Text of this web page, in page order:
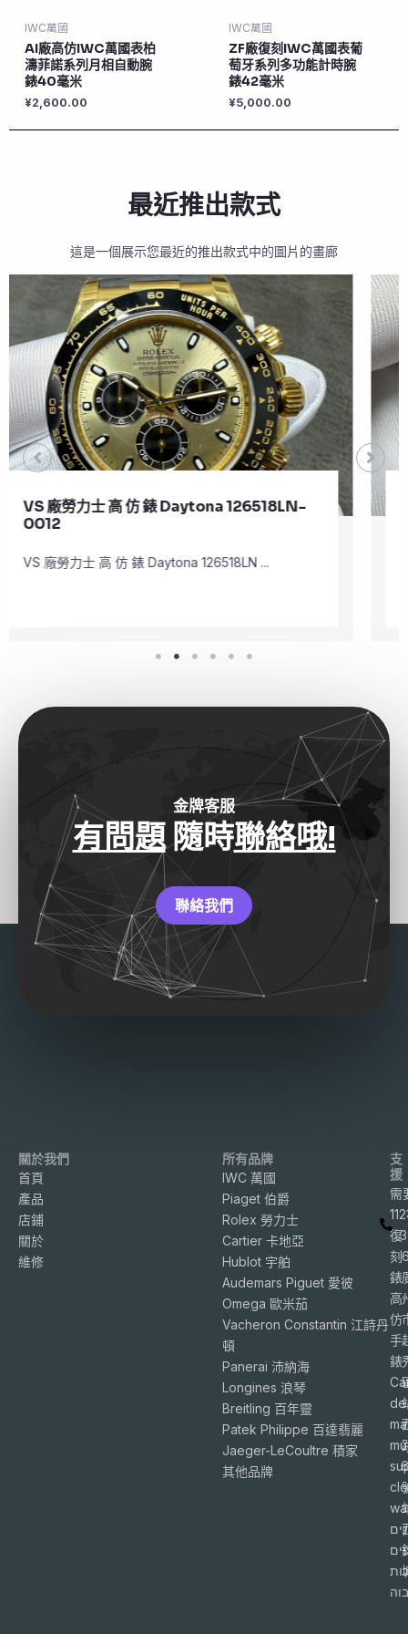
IWC萬國
AI廠高仿IWC萬國表柏
濤菲諾系列月相自動腕
錶40毫米
¥2,600.00
IWC萬國
ZF廠復刻IWC萬國表葡
萄牙系列多功能計時腕
錶42毫米
¥5,000.00
最近推出款式
這是一個展示您最近的推出款式中的圖片的畫廊
VS 廠勞力士 頂級 復刻 錶 Submariner
Date 126610LV
VS 廠勞力士 頂級 復刻 錶 Submariner Dat ...
金牌客服
有問題隨時聯絡哦!
聯絡我們
關於我們
首頁
產品
店鋪
關於
維修
所有品牌
IWC 萬國
Piaget 伯爵
Rolex 勞力士
Cartier 卡地亞
Hublot 宇舶
Audemars Piguet 愛彼
Omega 歐米茄
Vacheron Constantin 江詩丹
頓
Panerai 沛納海
Longines 浪琴
Breitling 百年靈
Patek Philippe 百達翡麗
Jaeger-LeCoultre 積家
其他品牌
支
援
需
復
刻
錶
高
仿
手
錶
de